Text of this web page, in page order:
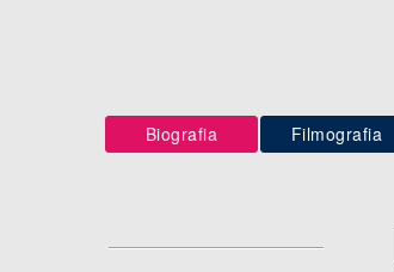
Biografia Filmografia